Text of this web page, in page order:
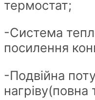
термостат;
-Система
посилення
-Подвійна